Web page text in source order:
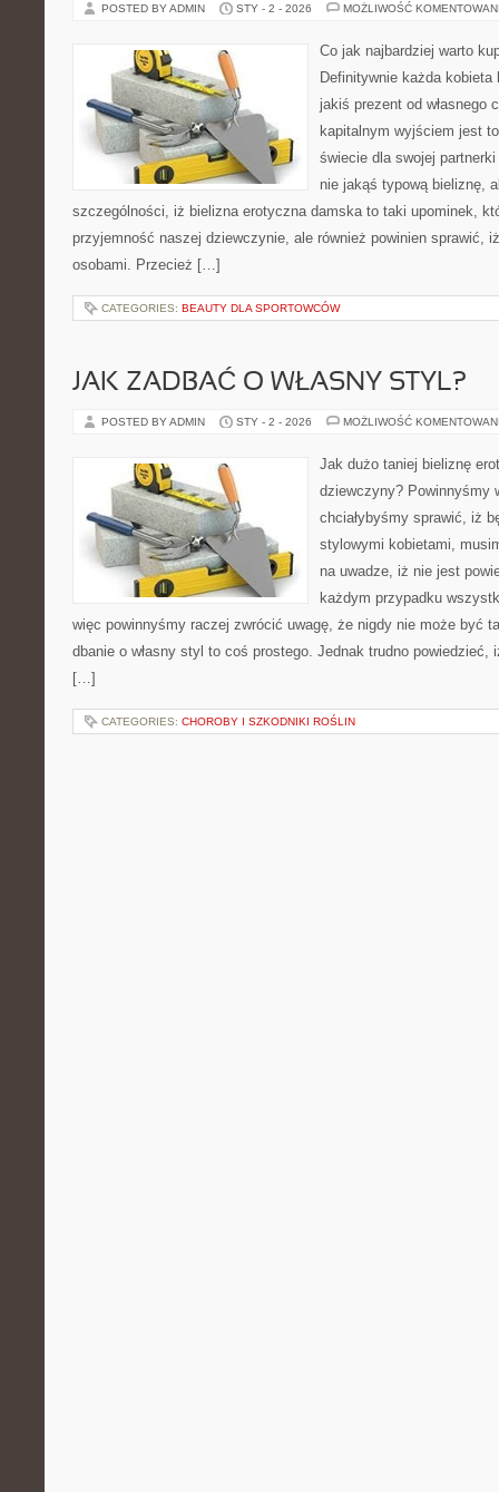
POSTED BY ADMIN STY - 2 - 2026 MOŻLIWOŚĆ
Co jak najbardziej warto
Definitywnie każda
jakiś prezent od własnego
kapitalnym wyjściem jest
świecie dla swojej
nie jakąś typową bieliznę,
szczególności, iż bielizna erotyczna damska to taki upominek,
przyjemność naszej dziewczynie, ale również powinien sprawić,
osobami. Przecież […]
CATEGORIES: BEAUTY DLA SPORTOWCÓW
JAK ZADBAĆ O WŁASNY STYL?
POSTED BY ADMIN STY - 2 - 2026 MOŻLIWOŚĆ
Jak dużo taniej bieliznę
dziewczyny? Powinnyśmy
chciałybyśmy sprawić, iż
stylowymi kobietami,
na uwadze, iż nie jest
każdym przypadku
więc powinnyśmy raczej zwrócić uwagę, że nigdy nie może być
dbanie o własny styl to coś prostego. Jednak trudno
[…]
CATEGORIES: CHOROBY I SZKODNIKI ROŚLIN